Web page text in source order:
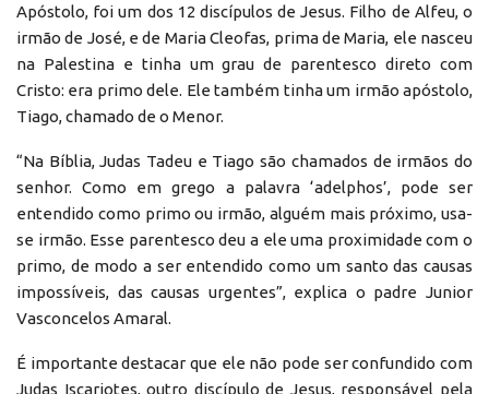
Apóstolo, foi um dos 12 discípulos de Jesus. Filho de Alfeu, o
irmão de José, e de Maria Cleofas, prima de Maria, ele nasceu
na Palestina e tinha um grau de parentesco direto com
Cristo: era primo dele. Ele também tinha um irmão apóstolo,
Tiago, chamado de o Menor.
“Na Bíblia, Judas Tadeu e Tiago são chamados de irmãos do
senhor. Como em grego a palavra ‘adelphos’, pode ser
entendido como primo ou irmão, alguém mais próximo, usa-
se irmão. Esse parentesco deu a ele uma proximidade com o
primo, de modo a ser entendido como um santo das causas
impossíveis, das causas urgentes”, explica o padre Junior
Vasconcelos Amaral.
É importante destacar que ele não pode ser confundido com
Judas Iscariotes, outro discípulo de Jesus, responsável pela